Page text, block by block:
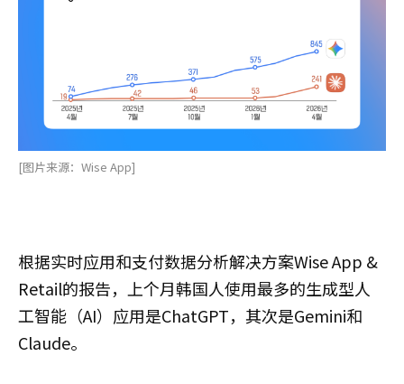
[图片来源：Wise App]
根据实时应用和支付数据分析解决方案Wise App &
Retail的报告，上个月韩国人使用最多的生成型人
工智能（AI）应用是ChatGPT，其次是Gemini和
Claude。